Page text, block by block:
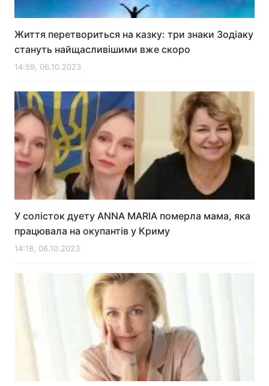
Життя перетвориться на казку: три знаки Зодіаку
стануть найщасливішими вже скоро
14:59, 06.10.2023
У солісток дуету ANNA MARIA померла мама, яка
працювала на окупантів у Криму
14:18, 06.10.2023